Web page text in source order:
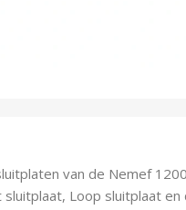
van de Nemef 1200
Loop sluitplaat en